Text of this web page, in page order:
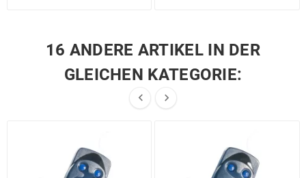
16 ANDERE ARTIKEL IN DER
GLEICHEN KATEGORIE:
 